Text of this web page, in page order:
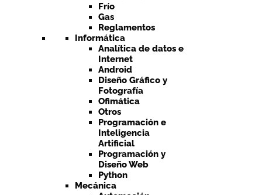
Frío
Gas
Reglamentos
Informática
Analítica de datos e
Internet
Android
Diseño Gráfico y
Fotografía
Ofimática
Otros
Programación e
Inteligencia
Artificial
Programación y
Diseño Web
Python
Mecánica